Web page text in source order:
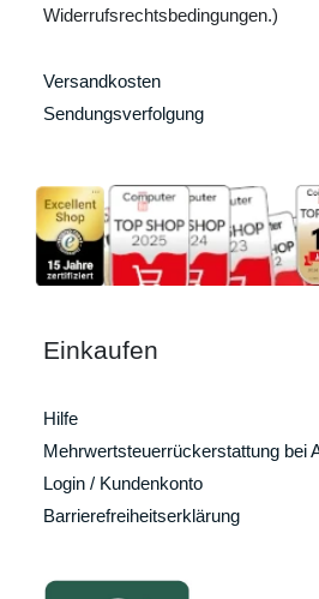
Widerrufsrechtsbedingungen.)
Versandkosten
Sendungsverfolgung
Einkaufen
Hilfe
Mehrwertsteuerrückerstattung bei
Login / Kundenkonto
Barrierefreiheitserklärung